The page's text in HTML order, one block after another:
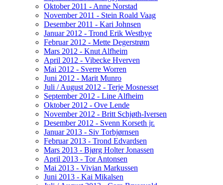
Oktober 2011 - Anne Norstad
November 2011 - Stein Roald Vaag
Desember 2011 - Kari Johnsen
Januar 2012 - Trond Erik Westbye
Februar 2012 - Mette Degerstrøm
Mars 2012 - Knut Alfheim
April 2012 - Vibecke Hverven
Mai 2012 - Sverre Worren
Juni 2012 - Marit Munro
Juli / August 2012 - Terje Mosnesset
September 2012 - Line Alfheim
Oktober 2012 - Ove Lende
November 2012 - Britt Schjøth-Iversen
Desember 2012 - Svenn Korseth jr.
Januar 2013 - Siv Torbjørnsen
Februar 2013 - Trond Edvardsen
Mars 2013 - Bjørg Holter Jonassen
April 2013 - Tor Antonsen
Mai 2013 - Vivian Markussen
Juni 2013 - Kai Mikalsen